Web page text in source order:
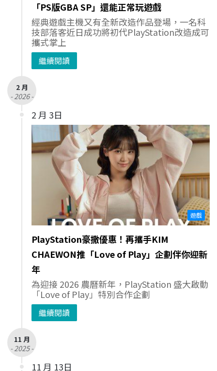
「PS版GBA SP」還能正常玩遊戲
經典遊戲主機又有全新改造作品登場，一名科
技部落客近日成功將初代PlayStation改造成可
攜式掌上
繼續閱讀
2 月
- 2026 -
2 月 3日
遊戲
PlayStation豪撒優惠！再攜手KIM
CHAEWON推「Love of Play」企劃伴你迎新
年
為迎接 2026 農曆新年，PlayStation 盛大啟動
「Love of Play」特別合作企劃
繼續閱讀
11 月
- 2025 -
11 月 13日